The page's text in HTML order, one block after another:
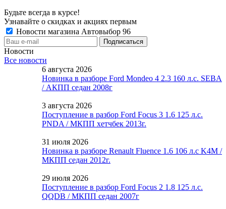
Будьте всегда в курсе!
Узнавайте о скидках и акциях первым
Новости магазина Автовыбор 96
Новости
Все новости
6 августа 2026
Новинка в разборе Ford Mondeo 4 2.3 160 л.с. SEBA
/ АКПП седан 2008г
3 августа 2026
Поступление в разбор Ford Focus 3 1.6 125 л.с.
PNDA / МКПП хетчбек 2013г.
31 июля 2026
Новинка в разборе Renault Fluence 1.6 106 л.с K4M /
МКПП седан 2012г.
29 июля 2026
Поступление в разбор Ford Focus 2 1.8 125 л.с.
QQDB / МКПП седан 2007г